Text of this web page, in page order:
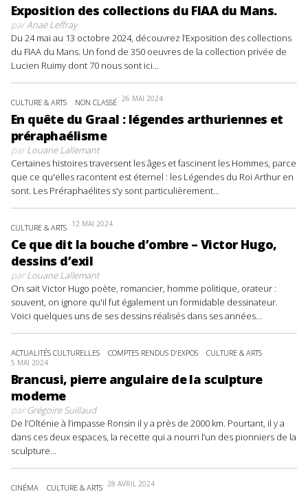
Exposition des collections du FIAA du Mans.
parAnaë Leffray
Du 24 mai au 13 octobre 2024, découvrez l’Exposition des collections
du FIAA du Mans. Un fond de 350 oeuvres de la collection privée de
Lucien Ruimy dont 70 nous sont ici...
CULTURE & ARTS NON CLASSÉ 26 MAI 2024
En quête du Graal : légendes arthuriennes et
préraphaélisme
parLouane Lallemant
Certaines histoires traversent les âges et fascinent les Hommes, parce
que ce qu'elles racontent est éternel : les Légendes du Roi Arthur en
sont. Les Préraphaélites s'y sont particulièrement...
CULTURE & ARTS 12 MAI 2024
Ce que dit la bouche d’ombre – Victor Hugo,
dessins d’exil
parLouane Lallemant
On sait Victor Hugo poète, romancier, homme politique, orateur :
souvent, on ignore qu'il fut également un formidable dessinateur.
Voici quelques uns de ses dessins réalisés dans ses années...
ACTUALITÉS CULTURELLES COMPTES RENDUS D'EXPOS CULTURE & ARTS
5 MAI 2024
Brancusi, pierre angulaire de la sculpture
moderne
parGrégoire Suillaud
De l’Olténie à l’impasse Ronsin il y a près de 2000 km. Pourtant, il y a
dans ces deux espaces, la recette qui a nourri l’un des pionniers de la
sculpture...
CINÉMA CULTURE & ARTS 28 AVRIL 2024